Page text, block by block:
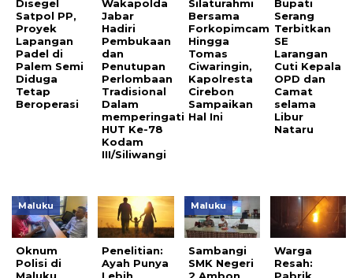
Disegel
Satpol PP,
Proyek
Lapangan
Padel di
Palem Semi
Diduga
Tetap
Beroperasi
Wakapolda
Jabar
Hadiri
Pembukaan
dan
Penutupan
Perlombaan
Tradisional
Dalam
memperingati
HUT Ke-78
Kodam
III/Siliwangi
Silaturahmi
Bersama
Forkopimcam
Hingga
Tomas
Ciwaringin,
Kapolresta
Cirebon
Sampaikan
Hal Ini
Bupati
Serang
Terbitkan
SE
Larangan
Cuti Kepala
OPD dan
Camat
selama
Libur
Nataru
Maluku
Oknum
Polisi di
Penelitian:
Ayah Punya
Maluku
Sambangi
SMK Negeri
Warga
Resah: